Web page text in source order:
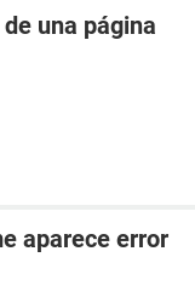
una página
aparece error